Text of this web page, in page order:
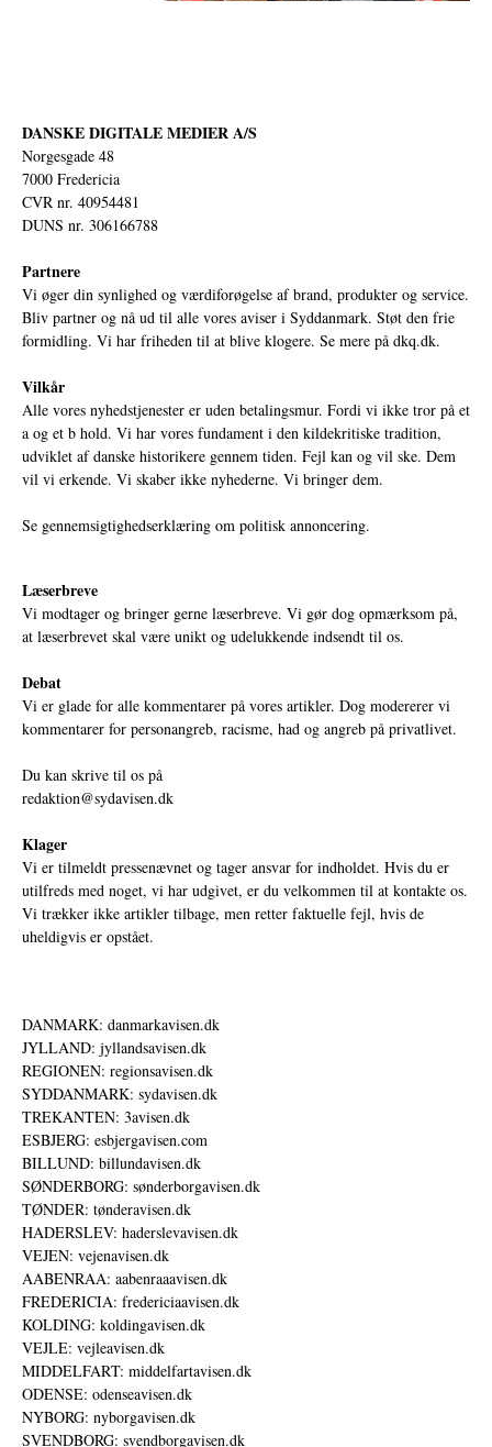
DANSKE DIGITALE MEDIER A/S
Norgesgade 48
7000 Fredericia
CVR nr. 40954481
DUNS nr. 306166788
Partnere
Vi øger din synlighed og værdiforøgelse af brand, produkter og service.
Bliv partner og nå ud til alle vores aviser i Syddanmark. Støt den frie
formidling. Vi har friheden til at blive klogere. Se mere på dkq.dk.
Vilkår
Alle vores nyhedstjenester er uden betalingsmur. Fordi vi ikke tror på et
a og et b hold. Vi har vores fundament i den kildekritiske tradition,
udviklet af danske historikere gennem tiden. Fejl kan og vil ske. Dem
vil vi erkende. Vi skaber ikke nyhederne. Vi bringer dem.
Se gennemsigtighedserklæring om politisk annoncering.
Læserbreve
Vi modtager og bringer gerne læserbreve. Vi gør dog opmærksom på,
at læserbrevet skal være unikt og udelukkende indsendt til os.
Debat
Vi er glade for alle kommentarer på vores artikler. Dog modererer vi
kommentarer for personangreb, racisme, had og angreb på privatlivet.
Du kan skrive til os på
redaktion@sydavisen.dk
Klager
Vi er tilmeldt pressenævnet og tager ansvar for indholdet. Hvis du er
utilfreds med noget, vi har udgivet, er du velkommen til at kontakte os.
Vi trækker ikke artikler tilbage, men retter faktuelle fejl, hvis de
uheldigvis er opstået.
DANMARK: danmarkavisen.dk
JYLLAND: jyllandsavisen.dk
REGIONEN: regionsavisen.dk
SYDDANMARK: sydavisen.dk
TREKANTEN: 3avisen.dk
ESBJERG: esbjergavisen.com
BILLUND: billundavisen.dk
SØNDERBORG: sønderborgavisen.dk
TØNDER: tønderavisen.dk
HADERSLEV: haderslevavisen.dk
VEJEN: vejenavisen.dk
AABENRAA: aabenraaavisen.dk
FREDERICIA: fredericiaavisen.dk
KOLDING: koldingavisen.dk
VEJLE: vejleavisen.dk
MIDDELFART: middelfartavisen.dk
ODENSE: odenseavisen.dk
NYBORG: nyborgavisen.dk
SVENDBORG: svendborgavisen.dk